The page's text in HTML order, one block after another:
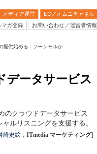
メディア運営 EC／オムニチャネル
マガ登録 お問い合わせ／運営者情報
供始める：ソーシャルか...
データサービス
のクラウドデータサービス
ルリスニングを支援する。
崎史絵 ， ITmedia マーケティング]